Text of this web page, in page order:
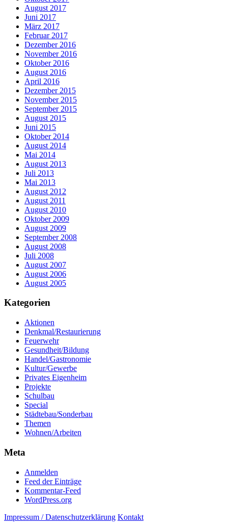
August 2017
Juni 2017
März 2017
Februar 2017
Dezember 2016
November 2016
Oktober 2016
August 2016
April 2016
Dezember 2015
November 2015
September 2015
August 2015
Juni 2015
Oktober 2014
August 2014
Mai 2014
August 2013
Juli 2013
Mai 2013
August 2012
August 2011
August 2010
Oktober 2009
August 2009
September 2008
August 2008
Juli 2008
August 2007
August 2006
August 2005
Kategorien
Aktionen
Denkmal/Restaurierung
Feuerwehr
Gesundheit/Bildung
Handel/Gastronomie
Kultur/Gewerbe
Privates Eigenheim
Projekte
Schulbau
Special
Städtebau/Sonderbau
Themen
Wohnen/Arbeiten
Meta
Anmelden
Feed der Einträge
Kommentar-Feed
WordPress.org
Impressum / Datenschutzerklärung Kontakt